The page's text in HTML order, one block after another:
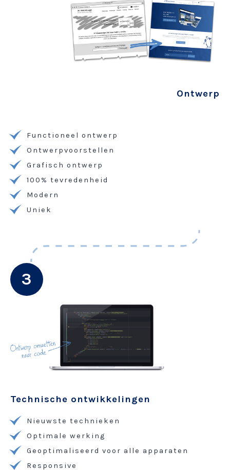
Ontwerp
Functioneel ontwerp
Ontwerpvoorstellen
Grafisch ontwerp
100% tevredenheid
Modern
Uniek
3
Technische ontwikkelingen
Nieuwste technieken
Optimale werking
Geoptimaliseerd voor alle apparaten
Responsive